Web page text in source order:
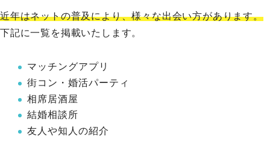
近年はネットの普及により、様々な出会い方があります。
下記に一覧を掲載いたします。
マッチングアプリ
街コン・婚活パーティ
相席居酒屋
結婚相談所
友人や知人の紹介